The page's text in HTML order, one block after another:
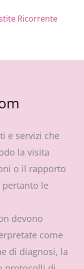
Ricorrente
e servizi che
la visita
o il rapporto
le
devono
come
di diagnosi, la